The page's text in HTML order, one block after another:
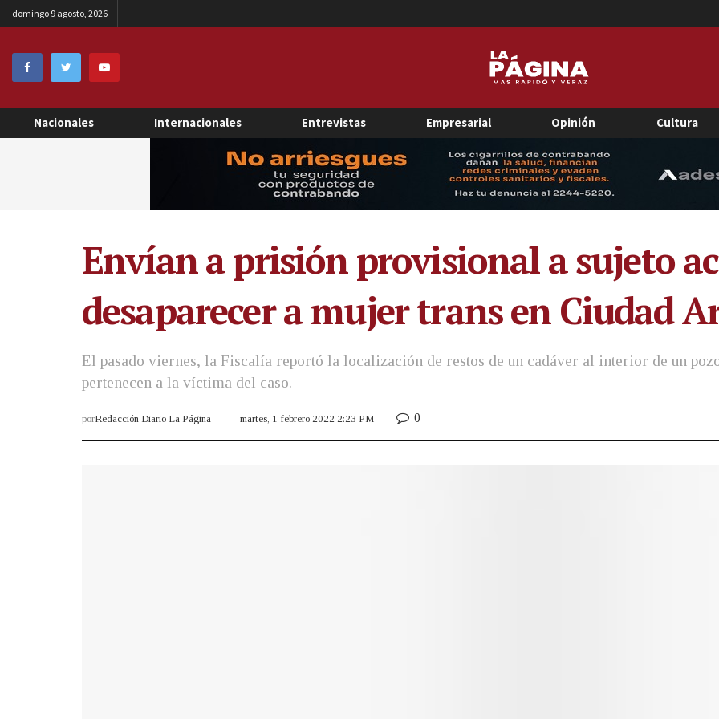
domingo 9 agosto, 2026
Nacionales Internacionales Entrevistas Empresarial Opinión Cultura
Envían a prisión provisional a sujeto
desaparecer a mujer trans en Ciudad
El pasado viernes, la Fiscalía reportó la localización de restos de un cadáver al interior de un
pertenecen a la víctima del caso.
porRedacción Diario La Página martes, 1 febrero 2022 2:23 PM 0